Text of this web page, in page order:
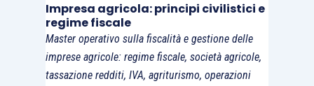
Impresa agricola: principi civilistici e
regime fiscale
Master operativo sulla fiscalità e gestione delle
imprese agricole: regime fiscale, società agricole,
tassazione redditi, IVA, agriturismo, operazioni